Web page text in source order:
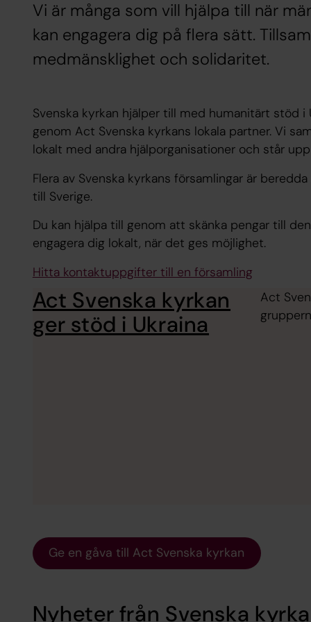
Vi är många som vill hjälpa till när
kan engagera dig på flera sätt.
medmänsklighet och solidaritet.
Svenska kyrkan hjälper till med humanitärt stöd i
genom Act Svenska kyrkans lokala partner. Vi
lokalt med andra hjälporganisationer och står
Flera av Svenska kyrkans församlingar är
till Sverige.
Du kan hjälpa till genom att skänka pengar till
engagera dig lokalt, när det ges möjlighet.
Hitta kontaktuppgifter till en församling
Act Svenska kyrkan
ger stöd i Ukraina
Act
Ge en gåva till Act Svenska kyrkan
Nyheter från Svenska